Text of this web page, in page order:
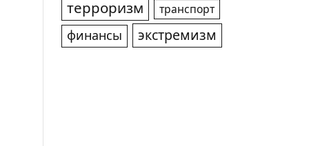
терроризм транспорт
финансы экстремизм